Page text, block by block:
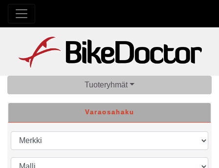
Tuoteryhmät
Varaosahaku